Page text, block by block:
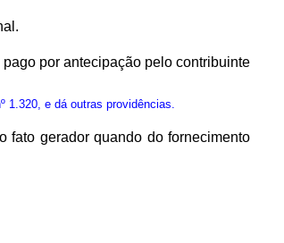
por antecipação pelo contribuinte
1.320, e dá outras providências.
fato gerador quando do fornecimento